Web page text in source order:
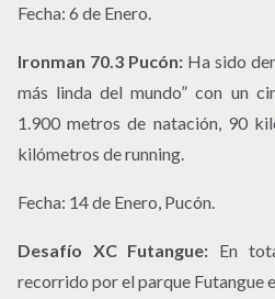
Fecha: 6 de Enero.
Ironman 70.3 Pucón: Ha sido
más linda del mundo” con un
1.900 metros de natación, 90
kilómetros de running.
Fecha: 14 de Enero, Pucón.
Desafío XC Futangue: En
recorrido por el parque Futangue